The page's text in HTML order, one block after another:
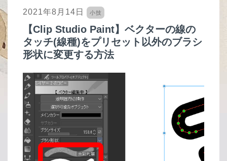
2021年8月14日 小技
【Clip Studio Paint】ベクターの線の
タッチ(線種)をプリセット以外のブラシ
形状に変更する方法